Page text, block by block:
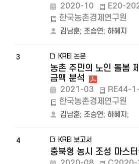
2020-10
E20-
한국농촌경제연구원
김남훈; 조승연; 하혜지
3 KREI 논문
농촌 주민의 노인 돌봄
금액 분석
2021-03
RE44-
한국농촌경제연구원
김남훈; 조승연; 하혜지 ;
4 KREI 보고서
충북형 농시 조성 마스